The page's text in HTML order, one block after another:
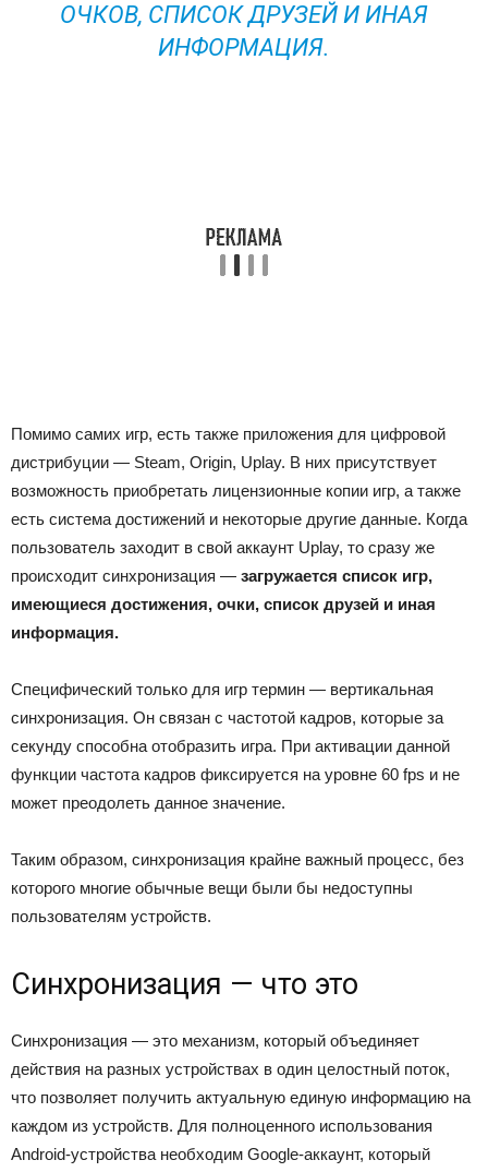
ОЧКОВ, СПИСОК ДРУЗЕЙ И ИНАЯ
ИНФОРМАЦИЯ.
Помимо самих игр, есть также приложения для цифровой
дистрибуции — Steam, Origin, Uplay. В них присутствует
возможность приобретать лицензионные копии игр, а также
есть система достижений и некоторые другие данные. Когда
пользователь заходит в свой аккаунт Uplay, то сразу же
происходит синхронизация — загружается список игр,
имеющиеся достижения, очки, список друзей и иная
информация.
Специфический только для игр термин — вертикальная
синхронизация. Он связан с частотой кадров, которые за
секунду способна отобразить игра. При активации данной
функции частота кадров фиксируется на уровне 60 fps и не
может преодолеть данное значение.
Таким образом, синхронизация крайне важный процесс, без
которого многие обычные вещи были бы недоступны
пользователям устройств.
Синхронизация — что это
Синхронизация — это механизм, который объединяет
действия на разных устройствах в один целостный поток,
что позволяет получить актуальную единую информацию на
каждом из устройств. Для полноценного использования
Android-устройства необходим Google-аккаунт, который